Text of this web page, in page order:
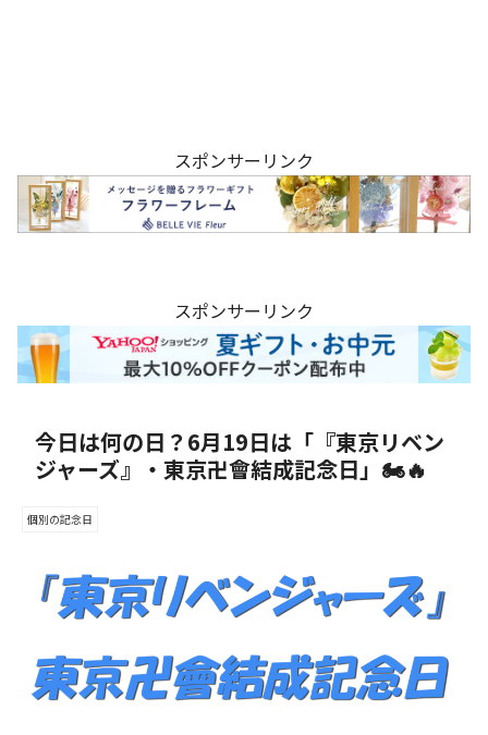
スポンサーリンク
スポンサーリンク
今日は何の日？6月19日は「『東京リベン
ジャーズ』・東京卍會結成記念日」🏍️🔥
個別の記念日